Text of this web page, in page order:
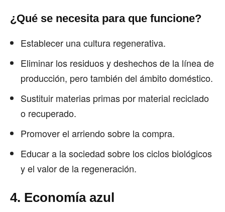
¿Qué se necesita para que funcione?
Establecer una cultura regenerativa.
Eliminar los residuos y deshechos de la línea de
producción, pero también del ámbito doméstico.
Sustituir materias primas por material reciclado
o recuperado.
Promover el arriendo sobre la compra.
Educar a la sociedad sobre los ciclos biológicos
y el valor de la regeneración.
4. Economía azul